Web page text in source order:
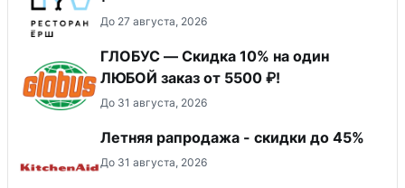
До 27 августа, 2026
ГЛОБУС — Скидка 10% на один
ЛЮБОЙ заказ от 5500 ₽!
До 31 августа, 2026
Летняя рапродажа - скидки до 45%
До 31 августа, 2026